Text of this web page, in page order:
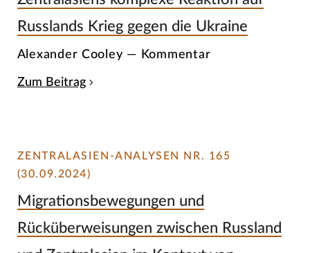
Russlands Krieg gegen die Ukraine
Alexander Cooley — Kommentar
Zum Beitrag
ZENTRALASIEN-ANALYSEN NR. 165
(30.09.2024)
Migrationsbewegungen und
Rücküberweisungen zwischen Russland